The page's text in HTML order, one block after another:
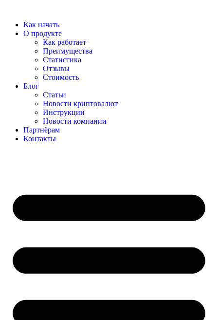
содержимому
Как начать
О продукте
Как работает
Преимущества
Статистика
Отзывы
Стоимость
Блог
Статьи
Новости криптовалют
Инструкции
Новости компании
Партнёрам
Контакты